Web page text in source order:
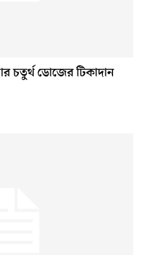
চতুর্থ ডোজের টিকাদান